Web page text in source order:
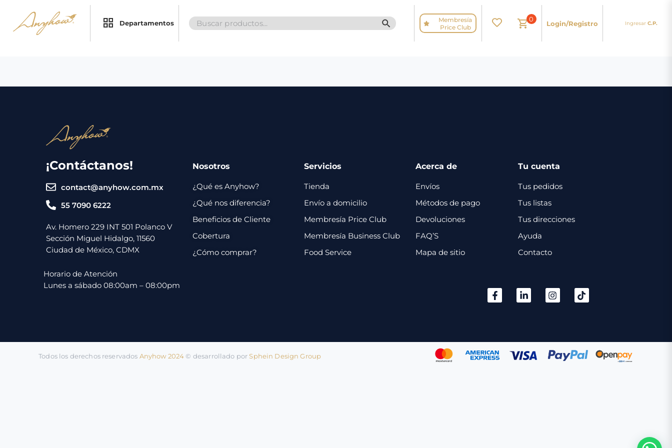
Departamentos
Search
for:
SEARCH BUTTON
Membresía
Price Club
0
Login/Registro Ingresar C.P.
¡Contáctanos!
contact@anyhow.com.mx
55 7090 6222
Av. Homero 229 INT 501 Polanco V
Sección Miguel Hidalgo, 11560
Ciudad de México, CDMX
Nosotros
¿Qué es Anyhow?
¿Qué nos diferencia?
Beneficios de Cliente
Cobertura
¿Cómo comprar?
Servicios
Tienda
Envío a domicilio
Membresía Price Club
Membresía Business Club
Food Service
Acerca de
Envíos
Métodos de pago
Devoluciones
FAQ’S
Mapa de sitio
Tu cuenta
Tus pedidos
Tus listas
Tus direcciones
Ayuda
Contacto
Horario de Atención
Lunes a sábado 08:00am – 08:00pm
Todos los derechos reservados Anyhow 2024©️ desarrollado porSphein Design Group
Promociones
Servicios
Envíos
Métodos
Contacto
Inicio
Regalos
Contacto